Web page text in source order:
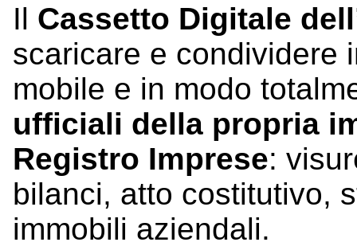
Il Cassetto Digitale
scaricare e condividere
mobile e in modo
ufficiali della propria
Registro Imprese:
bilanci, atto costitutivo,
immobili aziendali.